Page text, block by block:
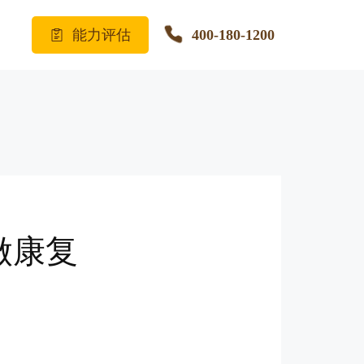
能力评估 400-180-1200
康复